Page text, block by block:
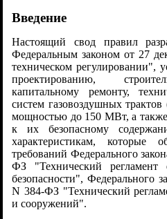
Введение
Настоящий свод правил
Федеральным законом от 27
техническом регулировании",
проектированию,
капитальному ремонту,
систем газовоздушных
мощностью до 150 МВт, а также
к их безопасному
характеристикам, которые
требований Федерального
ФЗ "Технический регламент
безопасности", Федерального
N 384-ФЗ "Технический
и сооружений".